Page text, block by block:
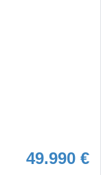
49.990 €